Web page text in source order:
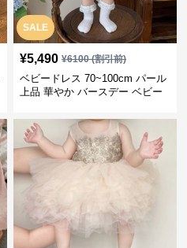
SALE
¥5,490 ¥6100(割引前)
ベビードレス 70~100cm パール
上品 華やか バースデー ベビー
記念撮影